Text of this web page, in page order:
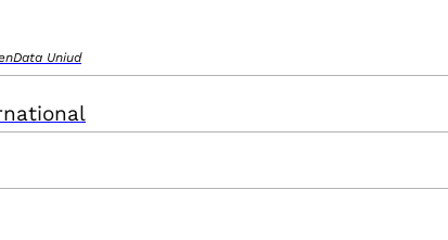
Uniud